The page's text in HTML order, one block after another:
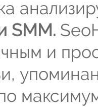
SMM.
и